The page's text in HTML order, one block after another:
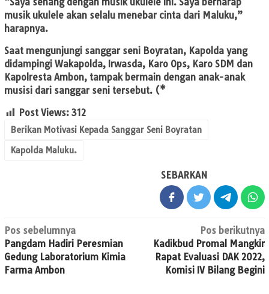
musik ukulele akan selalu menebar cinta dari Maluku,”
harapnya.
Saat mengunjungi sanggar seni Boyratan, Kapolda yang
didampingi Wakapolda, Irwasda, Karo Ops, Karo SDM dan
Kapolresta Ambon, tampak bermain dengan anak-anak
musisi dari sanggar seni tersebut. (*
Post Views: 312
Berikan Motivasi Kepada Sanggar Seni Boyratan
Kapolda Maluku.
SEBARKAN
Navigasi
pos
Pos sebelumnya
Pangdam Hadiri Peresmian
Gedung Laboratorium Kimia
Farma Ambon
Pos berikutnya
Kadikbud Promal Mangkir
Rapat Evaluasi DAK 2022,
Komisi IV Bilang Begini